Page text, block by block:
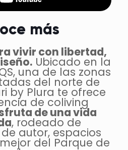
más
vivir con libertad,
Ubicado en la
una de las zonas
del norte de
by Plura te ofrece
de coliving
de una vida
, rodeado de
autor, espacios
del Parque de